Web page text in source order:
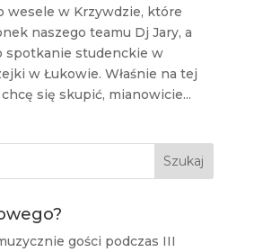
wesele w Krzywdzie, które
naszego teamu Dj Jary, a
spotkanie studenckie w
w Łukowie. Właśnie na tej
się skupić, mianowicie...
Szukaj
gości podczas III